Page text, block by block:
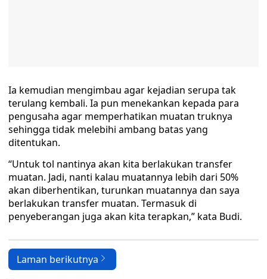
Ia kemudian mengimbau agar kejadian serupa tak
terulang kembali. Ia pun menekankan kepada para
pengusaha agar memperhatikan muatan truknya
sehingga tidak melebihi ambang batas yang
ditentukan.
“Untuk tol nantinya akan kita berlakukan transfer
muatan. Jadi, nanti kalau muatannya lebih dari 50%
akan diberhentikan, turunkan muatannya dan saya
berlakukan transfer muatan. Termasuk di
penyeberangan juga akan kita terapkan,” kata Budi.
Laman berikutnya